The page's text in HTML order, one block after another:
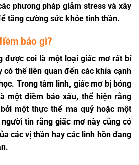
phương pháp giảm stress và xây
tăng cường sức khỏe tinh thần.
báo gì?
được coi là một loại giấc mơ rất bí
có thể liên quan đến các khía cạnh
Trong tâm linh, giấc mơ bị bóng
một điềm báo xấu, thể hiện rằng
một thực thể ma quỷ hoặc một
tin rằng giấc mơ này cũng có
các vị thần hay các linh hồn đang